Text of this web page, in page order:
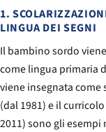
1.
LINGUA DEI SEGNI
Il bambino sordo
come lingua primaria
viene insegnata come
(dal 1981) e il
2011) sono gli